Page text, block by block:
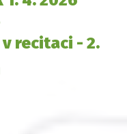
recitaci - 2.